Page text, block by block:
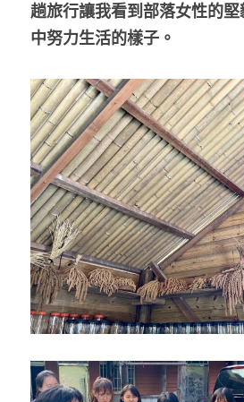
趟旅行讓我看到部落女性的
中努力生活的樣子。